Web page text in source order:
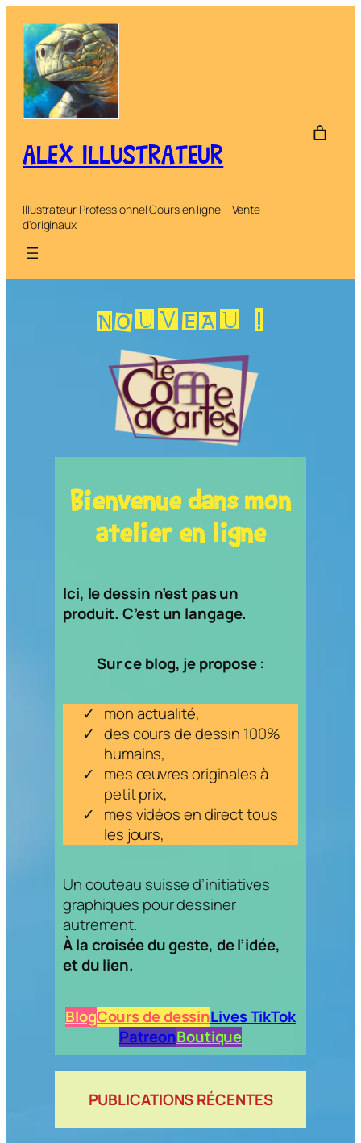
contenu
ALEX ILLUSTRATEUR
Illustrateur Professionnel Cours en ligne – Vente
d'originaux
NOUVEAU !
Bienvenue dans mon
atelier en ligne
Ici, le dessin n’est pas un
produit. C’est un langage.
Sur ce blog, je propose :
mon actualité,
des cours de dessin 100%
humains,
mes œuvres originales à
petit prix,
mes vidéos en direct tous
les jours,
Un couteau suisse d’initiatives
graphiques pour dessiner
autrement.
À la croisée du geste, de l’idée,
et du lien.
BlogCours de dessinLives TikTok
PatreonBoutique
PUBLICATIONS RÉCENTES